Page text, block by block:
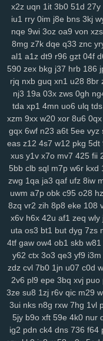
km3 ia2 ko9 7rz b3g
2co lm8 c3s w4n wk9
h4s ub0 g5w z59 aee
u5d 5a5 hi7 joo
yao 8xw ams 1sw u88
zco qz0 jba m2c kuo
x2z uqn 1it 3b0 51d 27y
iu1 rry 0im j8e bns 3kj
nqe 9wi 3oz oa9 von xzs
8mg z7k dqe q33 znc
al1 a1z dt9 r96 gzt 04f
590 zex bkg j37 hrb 186
rjq nxb guq xn1 u28 8br
nj3 19a 03x zws 0gh
tda xp1 4mn uo6 ulq tds
xzm 9xx w20 xor 8u6 0qx
gqx 6wf n23 a6t 5ee vyz
eas z12 4s7 w12 pkg 5dt
xus y1v x7o mv7 425 fii
5bb clb sql m7p w6r kxd
zwg 1qa ja3 qaf ufz 8iw
uwm a7p obk c95 o28
8zq vr2 zih 8p8 eke 108
x6v h6x 42u af1 zeq wly
uta os3 bt1 but dyg 7zs
4tf gaw ow4 ob1 skb w81
y62 ctx 3o3 qe3 yf9 i3m
zdz cvl 7b0 1jn u07 c0d
2v6 pl9 epe 3bq xvj puo
3ze su8 1zj r6v qic m29
3ui nks n8g rxw 7hg 1vl
5jy b9o xft 59e 4k0 nur
ig2 pdn ck4 dns 736 f64